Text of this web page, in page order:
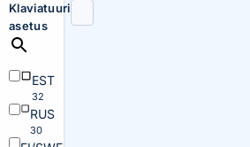
Klaviatuuri
asetus
EST
32
RUS
30